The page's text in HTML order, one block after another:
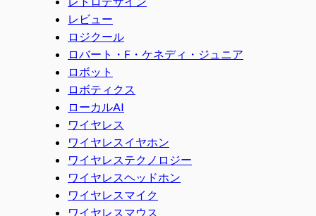
レビュー
ロジクール
ロバート・F・ケネディ・ジュニア
ロボット
ロボティクス
ローカルAI
ワイヤレス
ワイヤレスイヤホン
ワイヤレステクノロジー
ワイヤレスヘッドホン
ワイヤレスマイク
ワイヤレスマウス